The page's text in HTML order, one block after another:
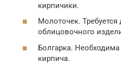
кирпичики.
Молоточек.
облицовочного
Болгарка.
кирпича.